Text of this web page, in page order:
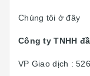
Chúng tôi ở đây
Công ty TNHH
VP Giao dịch : 526